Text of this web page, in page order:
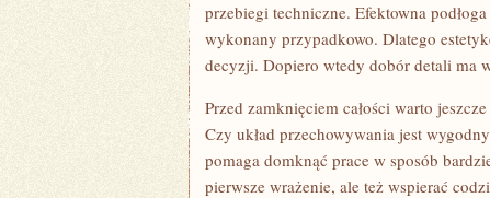
przebiegi techniczne. Efektowna
wykonany przypadkowo. Dlatego
decyzji. Dopiero wtedy dobór detali ma
Przed zamknięciem całości warto
Czy układ przechowywania jest
pomaga domknąć prace w sposób
pierwsze wrażenie, ale też wspierać